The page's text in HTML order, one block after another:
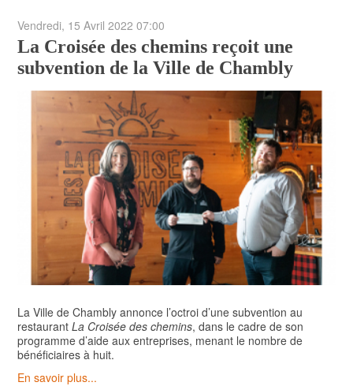
Vendredi, 15 Avril 2022 07:00
La Croisée des chemins reçoit une
subvention de la Ville de Chambly
La Ville de Chambly annonce l’octroi d’une subvention au
restaurant La Croisée des chemins, dans le cadre de son
programme d’aide aux entreprises, menant le nombre de
bénéficiaires à huit.
En savoir plus...